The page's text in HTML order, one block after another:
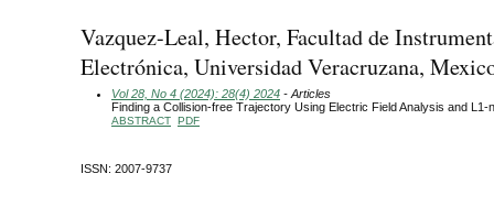
Vazquez-Leal, Hector, Facultad de
Electrónica, Universidad Veracruzana,
Vol 28, No 4 (2024): 28(4) 2024 - Articles
Finding a Collision-free Trajectory Using Electric Field Analysis and L1-
ABSTRACT PDF
ISSN: 2007-9737